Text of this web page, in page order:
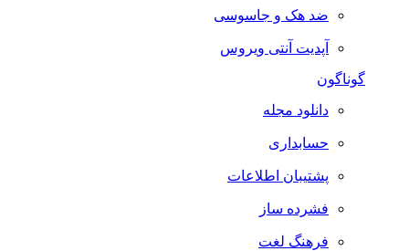
ضد هک و جاسوسی
آپدیت آنتی ویروس
گوناگون
دانلود مجله
حسابداری
پشتیبان اطلاعات
فشرده ساز
فرهنگ لغت